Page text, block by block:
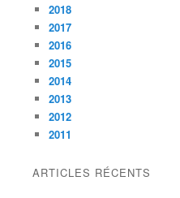
2018
2017
2016
2015
2014
2013
2012
2011
ARTICLES RÉCENTS